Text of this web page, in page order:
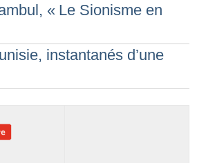
« Le Sionisme en
instantanés d’une